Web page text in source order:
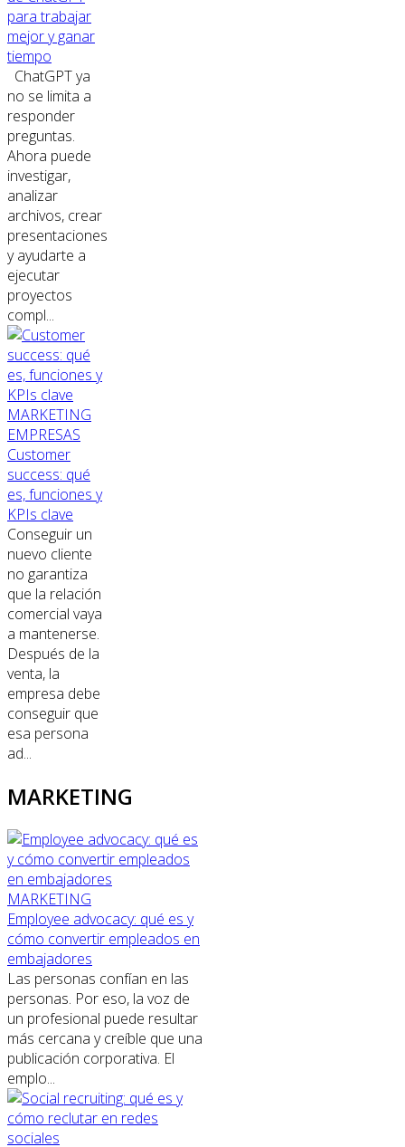
para trabajar
mejor y ganar
tiempo
ChatGPT ya
no se limita a
responder
preguntas.
Ahora puede
investigar,
analizar
archivos, crear
presentaciones
y ayudarte a
ejecutar
proyectos
compl...
MARKETING
EMPRESAS
Customer
success: qué
es, funciones y
KPIs clave
Conseguir un
nuevo cliente
no garantiza
que la relación
comercial vaya
a mantenerse.
Después de la
venta, la
empresa debe
conseguir que
esa persona
ad...
MARKETING
MARKETING
Employee advocacy: qué es y
cómo convertir empleados en
embajadores
Las personas confían en las
personas. Por eso, la voz de
un profesional puede resultar
más cercana y creíble que una
publicación corporativa. El
emplo...